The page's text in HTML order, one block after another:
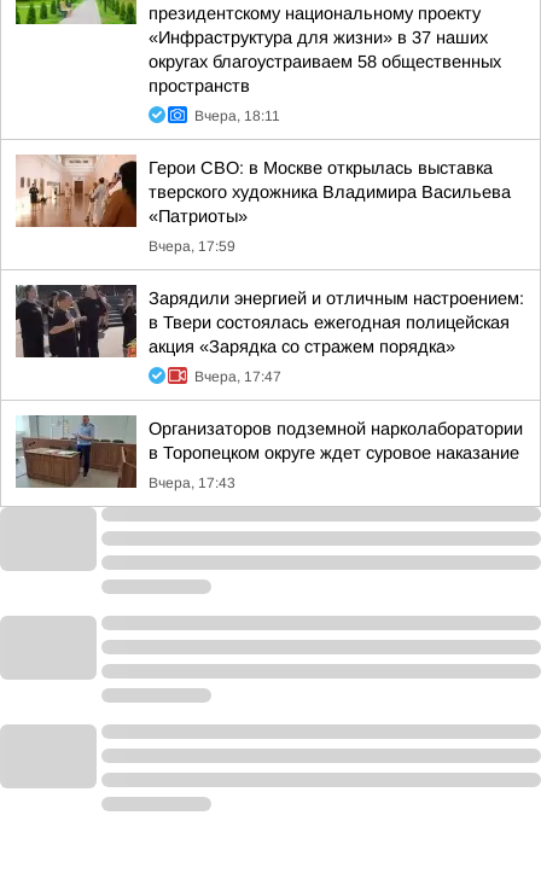
президентскому национальному проекту
«Инфраструктура для жизни» в 37 наших
округах благоустраиваем 58 общественных
пространств
Вчера, 18:11
Герои СВО: в Москве открылась выставка
тверского художника Владимира Васильева
«Патриоты»
Вчера, 17:59
Зарядили энергией и отличным настроением:
в Твери состоялась ежегодная полицейская
акция «Зарядка со стражем порядка»
Вчера, 17:47
Организаторов подземной нарколаборатории
в Торопецком округе ждет суровое наказание
Вчера, 17:43